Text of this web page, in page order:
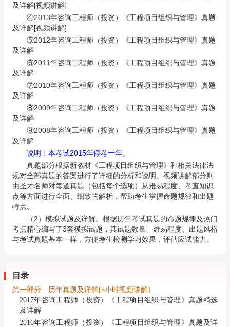
及详解[视频讲解]
④2013年咨询工程师（投资）《工程项目组织与管理》真题
及详解[视频讲解]
⑤2012年咨询工程师（投资）《工程项目组织与管理》真题
及详解
⑥2011年咨询工程师（投资）《工程项目组织与管理》真题
及详解
⑦2010年咨询工程师（投资）《工程项目组织与管理》真题
及详解
⑧2009年咨询工程师（投资）《工程项目组织与管理》真题
及详解
⑨2008年咨询工程师（投资）《工程项目组织与管理》真题
及详解
说明：本考试2015年停考一年。
真题部分根据新教材《工程项目组织与管理》和相关法律法
规对全部真题的答案进行了详细的分析和说明。视频讲解部分则
由圣才名师对每道真题（包括每个选项）从难易程度、考查知识
点等方面进行全面、细致的解析，帮助考生掌握命题规律和出题
特点。
（2）模拟试题及详解。根据历年考试真题的命题规律及热门
考点精心编写了3套模拟试题，其试题数量、难易程度、出题风格
与考试真题基本一样，方便考生检测学习效果，评估应试能力。
目录
第一部分 历年真题及详解[5小时视频讲解]
2017年咨询工程师（投资）《工程项目组织与管理》真题精选
及详解
2016年咨询工程师（投资）《工程项目组织与管理》真题及详